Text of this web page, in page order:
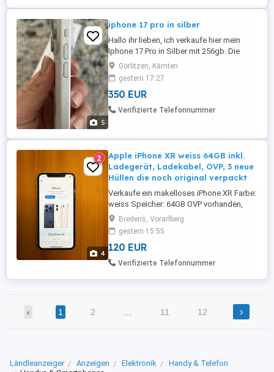
5
iphone 17 pro in silber
Hallo ihr lieben, ich verkaufe hier mein
Iphone 17 Pro in Silber mit 256gb. Die
akkukapatzität liegt bei 88%. Ich hatte es
vor einem halben Jahr gekauft als
Firmenhandy aber finde dafür jetzt keinen
Gebrauch mehr. Ohne jegliche Kratzer
oder Macken siehe Bilder. Bei Intresse
Görlitzen, Kärnten
gestern 17:27
350 EUR
Verifizierte Telefonnummer
4
2
Apple iPhone XR weiss 64GB inkl.
Ladegerät, Ladekabel, OVP, 3 neue
Hüllen die noch original verpackt
Verkaufe ein makelloses iPhone XR Farbe:
weiss Speicher: 64GB OVP vorhanden,
original Apple iPhone Ladegerät und
Ladekabel Frei für alle Netze Inklusive 3
neue Hüllen (schwarz, rose, flieder) Es
werden nur seriöse Anfragen beantwortet.
Brederis, Vorarlberg
gestern 15:55
120 EUR
Verifizierte Telefonnummer
‹ 1 2 11 12 ›
Ländleanzeiger Anzeigen Elektronik
Handy & Telefon